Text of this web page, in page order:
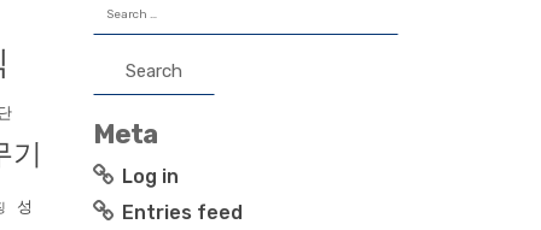
기
성
for:
Meta
Log in
Entries feed